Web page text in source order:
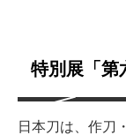
特別展「第
日本刀は、作刀